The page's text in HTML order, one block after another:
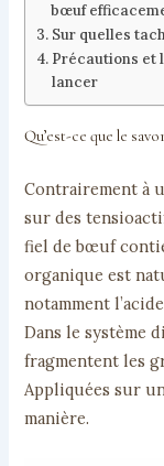
bœuf
Sur quelles
Précautions et
lancer
Qu’est-ce que le
Contrairement à
sur des
fiel de bœuf
organique est
notamment
Dans le système
fragmentent les
Appliquées sur
manière.